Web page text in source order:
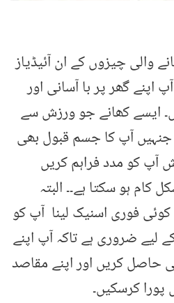
والی چیزوں کے ان آئیڈیاز
اپنے گھر پر با آسانی اور
ایسے کھانے جو ورزش سے
جنہیں آپ کا جسم قبول بھی
آپ کو مدد فراہم کریں
کام ہو سکتا ہے۔۔ البتہ
فوری اسنیک لینا آپ کو
لیے ضروری ہے تاکہ آپ اپنے
حاصل کریں اور اپنے مقاصد
پورا کرسکیں۔